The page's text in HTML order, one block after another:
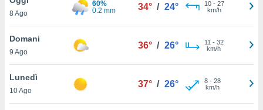
è
al sito
di
ci
di
8 Ago
60%
0.2 mm
34° / 24° 10- 27
km/h
Domani
9 Ago
36° / 26° 11 - 32
km/h
Lunedì
10 Ago
37° / 26° 8- 28
km/h